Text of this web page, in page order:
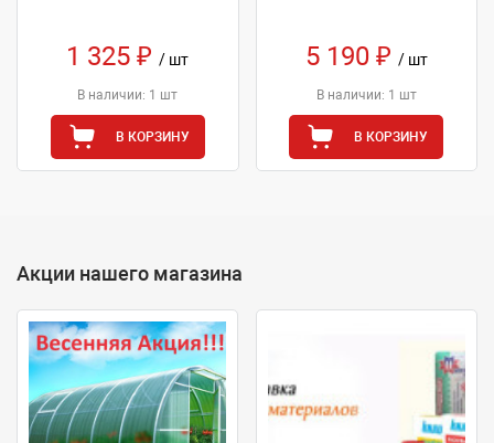
1 325 ₽/ шт
В наличии: 1 шт
В КОРЗИНУ
5 190 ₽ / шт
В наличии: 1 шт
В КОРЗИНУ
Акции нашего магазина